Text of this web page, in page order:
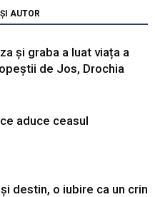
AUTOR
și graba a luat viața a
de Jos, Drochia
aduce ceasul
destin, o iubire ca un crin